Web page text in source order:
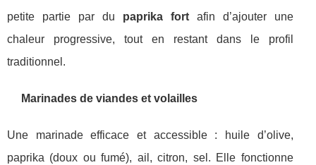
petite partie par du paprika fortafin d’ajouter une
chaleur progressive, tout en restant dans le profil
traditionnel.
Marinades de viandes et volailles
Une marinade efficace et accessible : huile d’olive,
paprika (doux ou fumé), ail, citron, sel. Elle fonctionne